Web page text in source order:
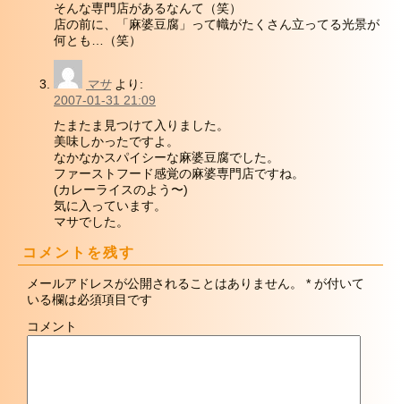
そんな専門店があるなんて（笑）
店の前に、「麻婆豆腐」って幟がたくさん立ってる光景が
何とも…（笑）
マサ より:
2007-01-31 21:09
たまたま見つけて入りました。
美味しかったですよ。
なかなかスパイシーな麻婆豆腐でした。
ファーストフード感覚の麻婆専門店ですね。
(カレーライスのよう〜)
気に入っています。
マサでした。
コメントを残す
メールアドレスが公開されることはありません。 * が付いて
いる欄は必須項目です
コメント